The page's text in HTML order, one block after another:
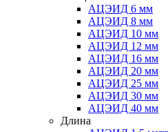
АЦЭИД 6 мм
АЦЭИД 8 мм
АЦЭИД 10 мм
АЦЭИД 12 мм
АЦЭИД 16 мм
АЦЭИД 20 мм
АЦЭИД 25 мм
АЦЭИД 30 мм
АЦЭИД 40 мм
Длина